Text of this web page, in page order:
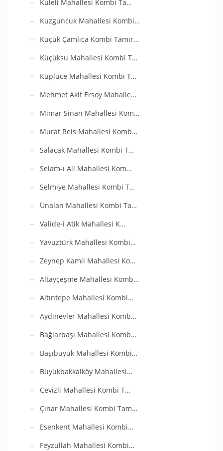
Kuleli Mahallesi Kombi Ta…
Kuzguncuk Mahallesi Kombi…
Küçük Çamlıca Kombi Tamir…
Küçüksu Mahallesi Kombi T…
Küplüce Mahallesi Kombi T…
Mehmet Akif Ersoy Mahalle…
Mimar Sinan Mahallesi Kom…
Murat Reis Mahallesi Komb…
Salacak Mahallesi Kombi T…
Selam-ı Ali Mahallesi Kom…
Selmiye Mahallesi Kombi T…
Ünalan Mahallesi Kombi Ta…
Valide-i Atik Mahallesi K…
Yavuztürk Mahallesi Kombi…
Zeynep Kamil Mahallesi Ko…
Altayçeşme Mahallesi Komb…
Altıntepe Mahallesi Kombi…
Aydınevler Mahallesi Komb…
Bağlarbaşı Mahallesi Komb…
Başıbüyük Mahallesi Kombi…
Büyükbakkalköy Mahallesi…
Cevizli Mahallesi Kombi T…
Çınar Mahallesi Kombi Tam…
Esenkent Mahallesi Kombi…
Feyzullah Mahallesi Kombi…